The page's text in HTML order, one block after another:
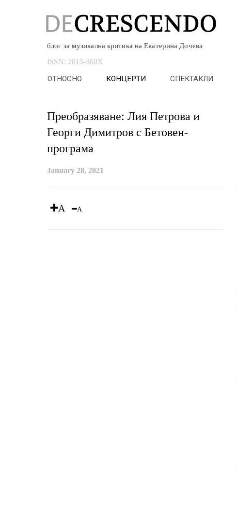
блог за музикална критика на Екатерина Дочева
ISSN: 2815-360X
ОТНОСНО КОНЦЕРТИ СПЕКТАКЛИ
Преобразяване: Лия Петрова и
Георги Димитров с Бетовен-
програма
January 28, 2021
A A